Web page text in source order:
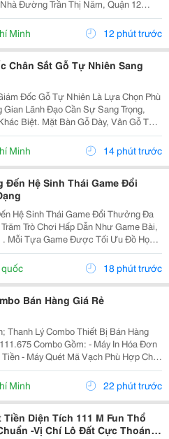
Đường Trần Thị Năm, Quận 12
Khu Dân Cư Hiện Hữu, Tiện Ích Đầy
Đủ. Diện Tích: 4M &Times; 20M Nhà...
Minh 12 phút trước
Chân Sắt Gỗ Tự Nhiên Sang
Đốc Gỗ Tự Nhiên Là Lựa Chọn Phù
Gian Lãnh Đạo Cần Sự Sang Trọng,
Biệt. Mặt Bàn Gỗ Dày, Vân Gỗ Tự
Hợp Cùng Hệ Chân Sắt Hiện Đại,
Vừa Bền Bỉ Vừa Tinh Tế. Mẫu Bàn
Minh 14 phút trước
Đến Hệ Sinh Thái Game Đổi
Hệ Sinh Thái Game Đổi Thưởng Đa
Trò Chơi Hấp Dẫn Như Game Bài,
. Mỗi Tựa Game Được Tối Ưu Đồ Họa
Mượt Mà, Tỷ Lệ Trả Thưởng Cạnh
Thống Bảo Mật Hiện Đại.
18 phút trước
Bán Hàng Giá Rẻ
Thanh Lý Combo Thiết Bị Bán Hàng
Máy In Hóa Đơn
Thị Mini, Quán Ăn, Cafe... ☎️ Liên
Hệ: 0946.111.675 Kazuko Việt Nam...
Minh 22 phút trước
Tiền Diện Tích 111 M Fun Thổ
-Vị Chí Lô Đất Cực Thoáng